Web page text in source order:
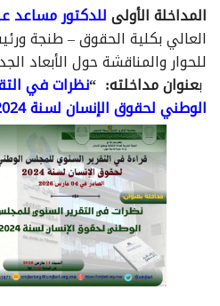
المداخلة الأولىللدكتور مساعد
العالي بكلية الحقوق – طنجة
للحوار والمناقشة حول الأبعاد
بعنوان مداخلته: “نظرات في
الوطني لحقوق الإنسان لسنة 2024